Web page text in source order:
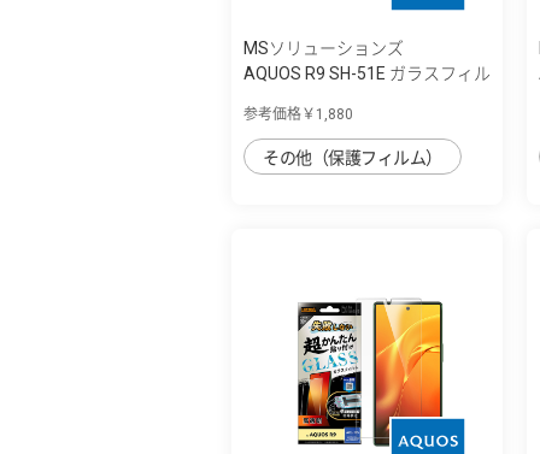
MSソリューションズ
AQUOS R9 SH-51E ガラスフィル
参考価格￥1,880
その他（保護フィルム）